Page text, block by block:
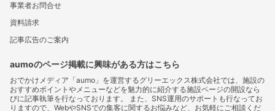
事業者お問合せ
資料請求
記事広告のご案内
aumoのページ掲載に興味がある方はこちら
おでかけメディア「aumo」を運営するグリーエックス株式会社では、施設の
おすすめポイントやメニューなどを魅力的に紹介する施設ページの開設なら
びに記事執筆を行なっております。 また、SNS運用のサポートも行なってお
りますので、WebやSNSでの集客に関するお悩みなど、お気軽にご相談くだ